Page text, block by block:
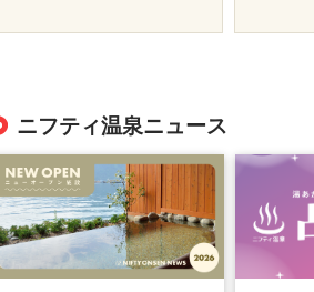
ニフティ温泉ニュース